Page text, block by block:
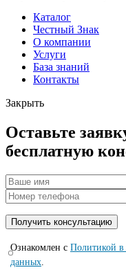
Каталог
Честный Знак
О компании
Услуги
База знаний
Контакты
Закрыть
Оставьте
бесплатную
Ознакомлен с Политикой в
данных